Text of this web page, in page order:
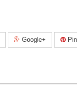
Google+